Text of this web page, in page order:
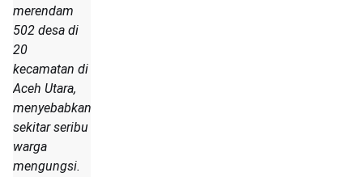
merendam
502 desa di
20
kecamatan di
Aceh Utara,
menyebabkan
sekitar seribu
warga
mengungsi.